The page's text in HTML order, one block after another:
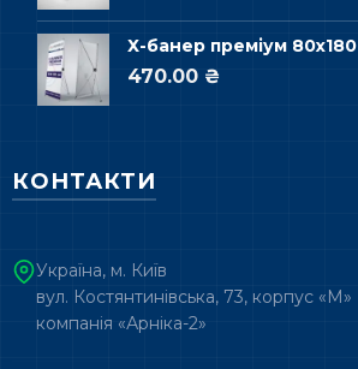
Х-банер преміум 80х180
470.00 ₴
КОНТАКТИ
Україна, м. Київ
вул. Костянтинівська, 73, корпус «М»
компанія «Арніка-2»